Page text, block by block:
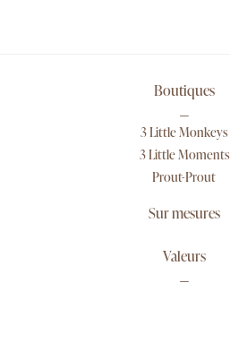
Boutiques
3 Little Monkeys
3 Little Moments
Prout-Prout
Sur mesures
Valeurs